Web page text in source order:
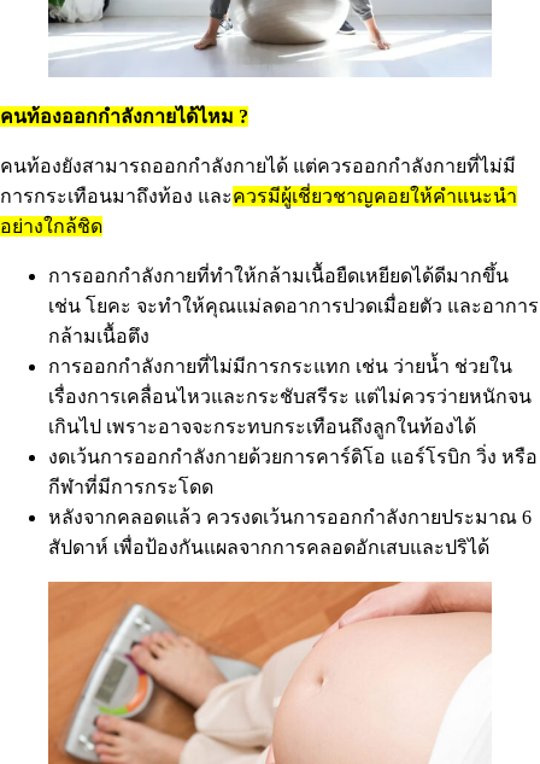
คนท้องออกกำลังกายได้ไหม ?
คนท้องยังสามารถออกกำลังกายได้ แต่ควรออกกำลังกายที่ไม่มี
การกระเทือนมาถึงท้อง และควรมีผู้เชี่ยวชาญคอยให้คำแนะนำ
อย่างใกล้ชิด
การออกกำลังกายที่ทำให้กล้ามเนื้อยืดเหยียดได้ดีมากขึ้น
เช่น โยคะ จะทำให้คุณแม่ลดอาการปวดเมื่อยตัว และอาการ
กล้ามเนื้อตึง
การออกกำลังกายที่ไม่มีการกระแทก เช่น ว่ายน้ำ ช่วยใน
เรื่องการเคลื่อนไหวและกระชับสรีระ แต่ไม่ควรว่ายหนักจน
เกินไป เพราะอาจจะกระทบกระเทือนถึงลูกในท้องได้
งดเว้นการออกกำลังกายด้วยการคาร์ดิโอ แอร์โรบิก วิ่ง หรือ
กีฬาที่มีการกระโดด
หลังจากคลอดแล้ว ควรงดเว้นการออกกำลังกายประมาณ 6
สัปดาห์ เพื่อป้องกันแผลจากการคลอดอักเสบและปริได้